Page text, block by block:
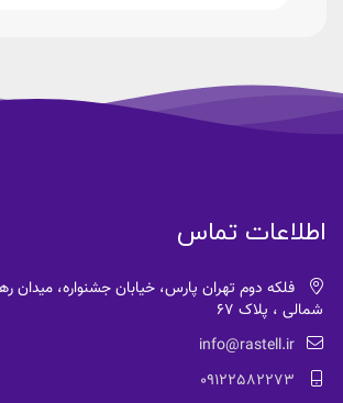
اطلاعات تماس
فلکه دوم تهران پارس، خیابان جشنواره، میدان
شمالی ، پلاک 67
info@rastell.ir
09122582273